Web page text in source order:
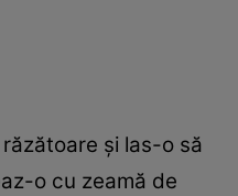
şi las-o să
o cu zeamă de